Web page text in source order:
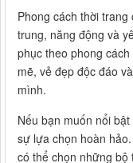
Phong cách thời
trung, năng động và
phục theo phong
mẽ, vẻ đẹp độc đáo
mình.
Nếu bạn muốn nổi
sự lựa chọn hoàn
có thể chọn những bộ